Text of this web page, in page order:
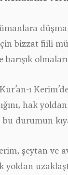
bizzat fiili
ı
hak
durumun
şeytan ve
yoldan